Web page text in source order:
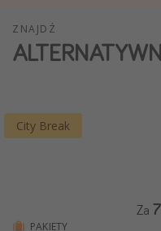
Weekend dla dwojga
City Break
Wyjazd na narty
Więcej tematów
ZNAJDŹ
City Break
PAKIETY
Za